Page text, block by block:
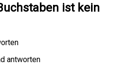
ist kein
antworten